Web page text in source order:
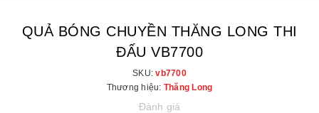
QUẢ BÓNG CHUYỀN THĂNG LONG THI
ĐẤU VB7700
SKU:vb7700
Thương hiệu: Thăng Long
Đánh giá